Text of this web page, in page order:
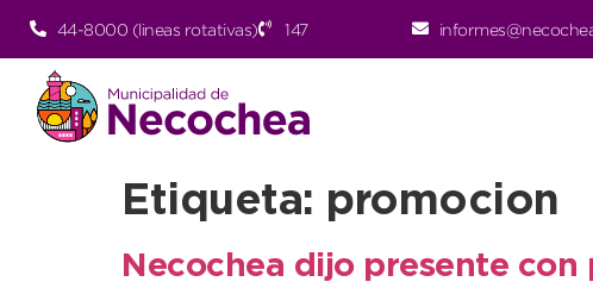
44-8000 (lineas rotativas) 147
Etiqueta: promocion
Necochea dijo presente con